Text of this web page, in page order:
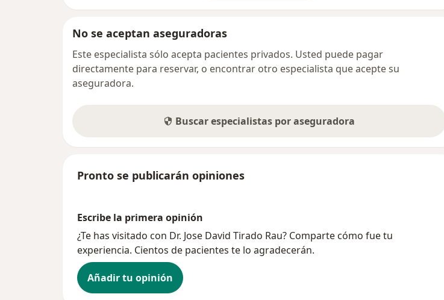
No se aceptan aseguradoras
Este especialista sólo acepta pacientes privados. Usted puede pagar
directamente para reservar, o encontrar otro especialista que acepte su
aseguradora.
Buscar especialistas por aseguradora
Pronto se publicarán opiniones
Escribe la primera opinión
¿Te has visitado con Dr. Jose David Tirado Rau? Comparte cómo fue tu
experiencia. Cientos de pacientes te lo agradecerán.
Añadir tu opinión